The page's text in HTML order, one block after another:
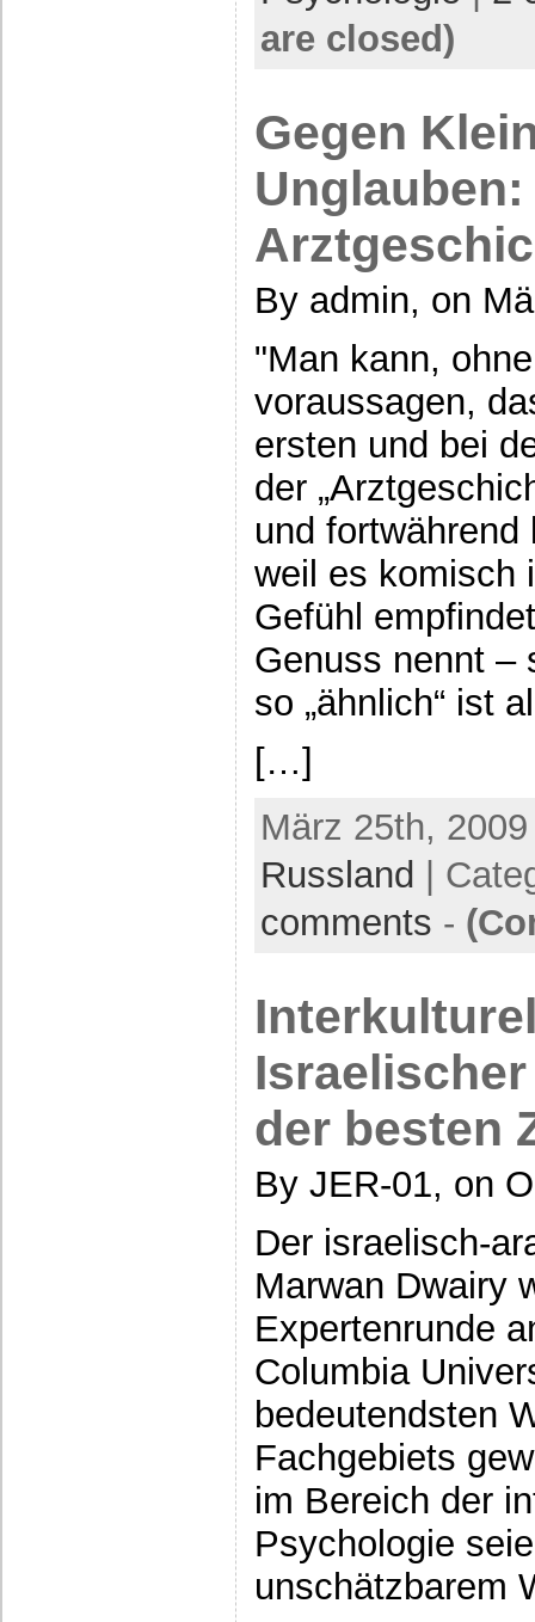
are closed)
Gegen
By admin, on
"Man kann,
voraussagen,
ersten und bei
der
und
weil es komisch
Gefühl
Genuss nennt –
so „ähnlich“ ist
[…]
März 25th,
Russland
|
comments -
der besten
By JER-01, on
Der israelisch-
Marwan Dwairy
Expertenrunde
Columbia
bedeutendsten
Fachgebiets
im Bereich der
Psychologie
unschätzbarem